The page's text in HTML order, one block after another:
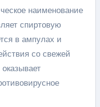
наименование
спиртовую
в ампулах и
со свежей